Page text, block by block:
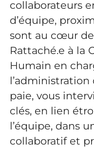
collaborateurs
d’équipe,
sont au cœur
Rattaché.e à la
Humain en
paie, vous
clés, en lien
l’équipe, dans
collaboratif et